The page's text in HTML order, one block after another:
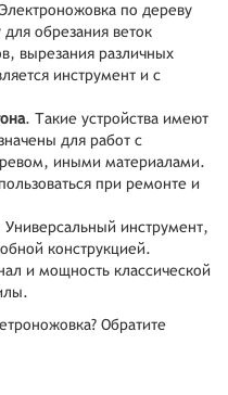
по дереву
обрезания веток
вырезания различных
инструмент и с
. Такие устройства имеют
для работ с
иными материалами.
при ремонте и
Универсальный инструмент,
конструкцией.
и мощность классической
Обратите